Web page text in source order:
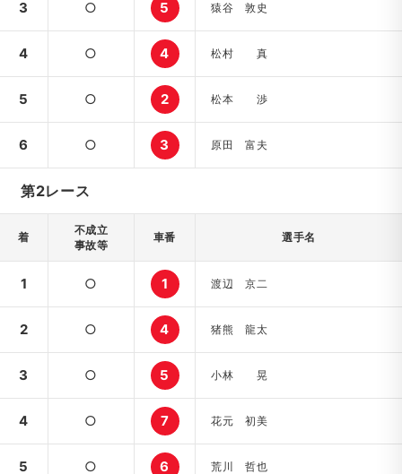
3 ○ 5 猿谷 敦史
4 ○ 4 松村 真
5 ○ 2 松本 渉
6 ○ 3 原田 富夫
第2レース
着
不成立
事故等
車番 選手名
1 ○ 1 渡辺 京二
2 ○ 4 猪熊 龍太
3 ○ 5 小林 晃
4 ○ 7 花元 初美
5 ○ 6 荒川 哲也